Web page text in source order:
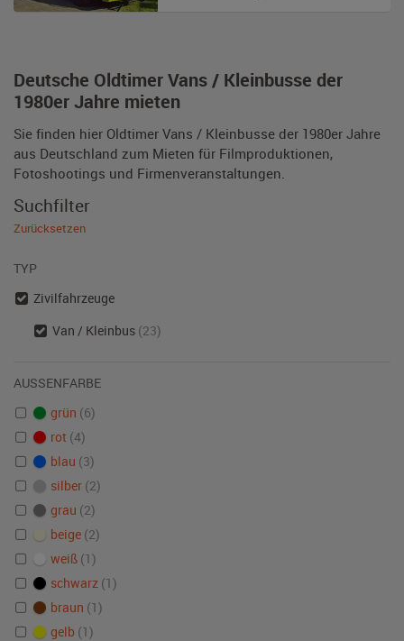
Deutsche Oldtimer Vans / Kleinbusse der
1980er Jahre mieten
Sie finden hier Oldtimer Vans / Kleinbusse der 1980er Jahre
aus Deutschland zum Mieten für Filmproduktionen,
Fotoshootings und Firmenveranstaltungen.
Suchfilter
Zurücksetzen
TYP
Zivilfahrzeuge
Van / Kleinbus (23)
AUSSENFARBE
grün (6)
rot (4)
blau (3)
silber (2)
grau (2)
beige (2)
weiß (1)
schwarz (1)
braun (1)
gelb (1)